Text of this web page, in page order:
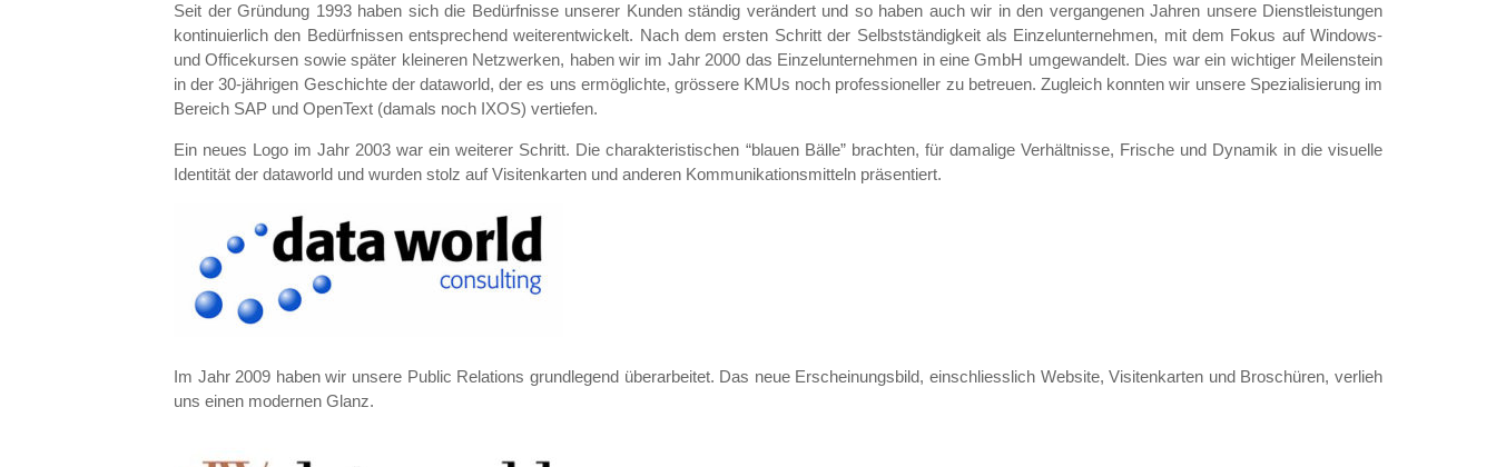
Seit der Gründung 1993 haben sich die Bedürfnisse unserer Kunden ständig verändert und so haben auch wir in den vergangenen Jahren unsere Dienstleistungen
kontinuierlich den Bedürfnissen entsprechend weiterentwickelt. Nach dem ersten Schritt der Selbstständigkeit als Einzelunternehmen, mit dem Fokus auf Windows-
und Officekursen sowie später kleineren Netzwerken, haben wir im Jahr 2000 das Einzelunternehmen in eine GmbH umgewandelt. Dies war ein wichtiger Meilenstein
in der 30-jährigen Geschichte der dataworld, der es uns ermöglichte, grössere KMUs noch professioneller zu betreuen. Zugleich konnten wir unsere Spezialisierung im
Bereich SAP und OpenText (damals noch IXOS) vertiefen.
Ein neues Logo im Jahr 2003 war ein weiterer Schritt. Die charakteristischen “blauen Bälle” brachten, für damalige Verhältnisse, Frische und Dynamik in die visuelle
Identität der dataworld und wurden stolz auf Visitenkarten und anderen Kommunikationsmitteln präsentiert.
Im Jahr 2009 haben wir unsere Public Relations grundlegend überarbeitet. Das neue Erscheinungsbild, einschliesslich Website, Visitenkarten und Broschüren, verlieh
uns einen modernen Glanz.